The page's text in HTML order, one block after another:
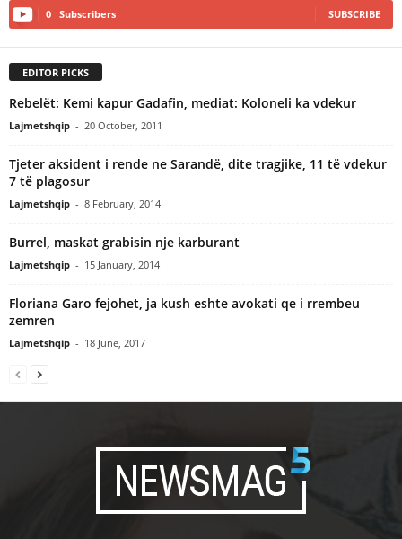
0 Subscribers SUBSCRIBE
EDITOR PICKS
Rebelët: Kemi kapur Gadafin, mediat: Koloneli ka vdekur
Lajmetshqip - 20 October, 2011
Tjeter aksident i rende ne Sarandë, dite tragjike, 11 të vdekur
7 të plagosur
Lajmetshqip - 8 February, 2014
Burrel, maskat grabisin nje karburant
Lajmetshqip - 15 January, 2014
Floriana Garo fejohet, ja kush eshte avokati qe i rrembeu
zemren
Lajmetshqip - 18 June, 2017